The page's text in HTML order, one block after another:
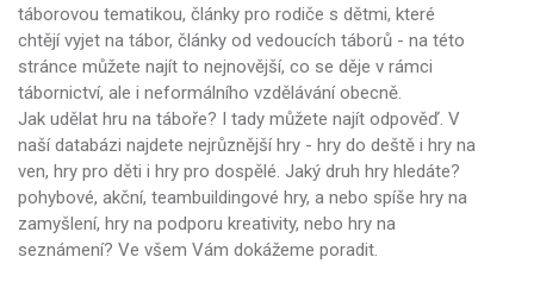
táborovou tematikou, články pro rodiče s dětmi, které
chtějí vyjet na tábor, články od vedoucích táborů - na této
stránce můžete najít to nejnovější, co se děje v rámci
tábornictví, ale i neformálního vzdělávání obecně.
Jak udělat hru na táboře? I tady můžete najít odpověď. V
naší databázi najdete nejrůznější hry - hry do deště i hry na
ven, hry pro děti i hry pro dospělé. Jaký druh hry hledáte?
pohybové, akční, teambuildingové hry, a nebo spíše hry na
zamyšlení, hry na podporu kreativity, nebo hry na
seznámení? Ve všem Vám dokážeme poradit.